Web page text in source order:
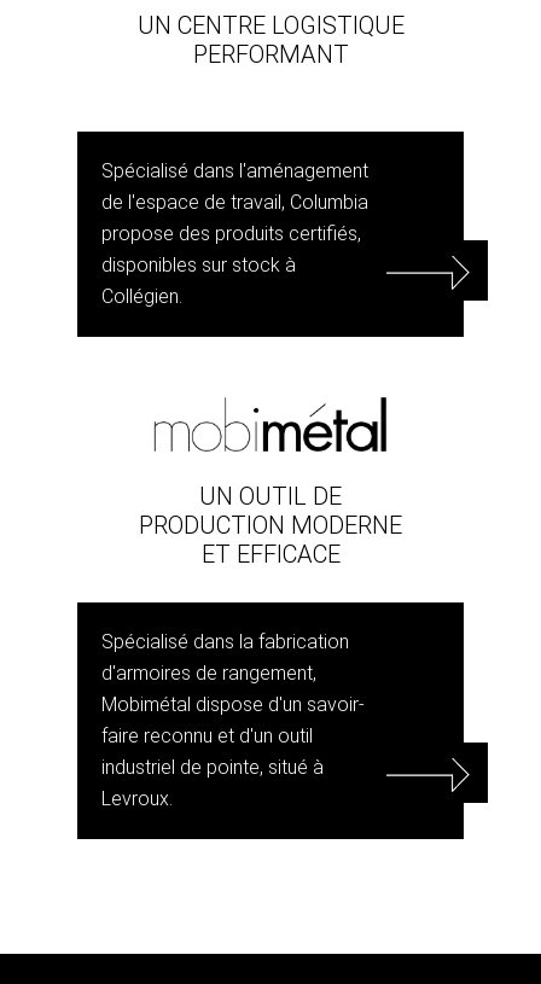
UN CENTRE LOGISTIQUE
PERFORMANT
Spécialisé dans l'aménagement
de l'espace de travail, Columbia
propose des produits certifiés,
disponibles sur stock à
Collégien.
UN OUTIL DE
PRODUCTION MODERNE
ET EFFICACE
Spécialisé dans la fabrication
d'armoires de rangement,
Mobimétal dispose d'un savoir-
faire reconnu et d'un outil
industriel de pointe, situé à
Levroux.